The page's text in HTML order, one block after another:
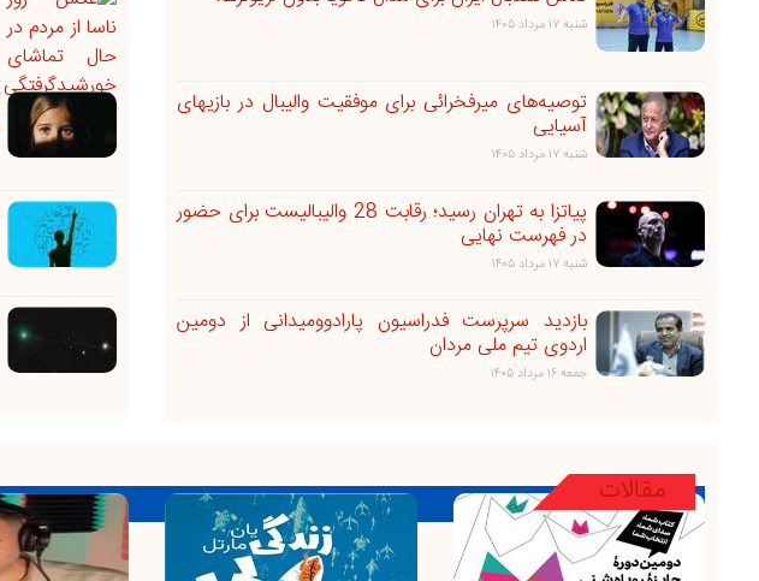
شنبه ۱۷ مرداد ۱۴۰۵
توصیه‌های میرفخرائی برای موفقیت والیبال در بازیهای
آسیایی
شنبه ۱۷ مرداد ۱۴۰۵
پیاتزا به تهران رسید؛ رقابت 28 والیبالیست برای حضور
در فهرست نهایی
شنبه ۱۷ مرداد ۱۴۰۵
بازدید سرپرست فدراسیون پارادوومیدانی از دومین
اردوی تیم ملی مردان
جمعه ۱۶ مرداد ۱۴۰۵
مقالات